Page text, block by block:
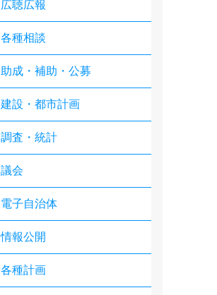
広聴広報
各種相談
助成・補助・公募
建設・都市計画
調査・統計
議会
電子自治体
情報公開
各種計画